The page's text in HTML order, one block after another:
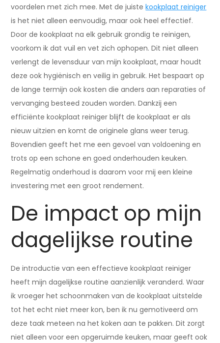
voordelen met zich mee. Met de juistekookplaat reiniger
is het niet alleen eenvoudig, maar ook heel effectief.
Door de kookplaat na elk gebruik grondig te reinigen,
voorkom ik dat vuil en vet zich ophopen. Dit niet alleen
verlengt de levensduur van mijn kookplaat, maar houdt
deze ook hygiënisch en veilig in gebruik. Het bespaart op
de lange termijn ook kosten die anders aan reparaties of
vervanging besteed zouden worden. Dankzij een
efficiënte kookplaat reiniger blijft de kookplaat er als
nieuw uitzien en komt de originele glans weer terug.
Bovendien geeft het me een gevoel van voldoening en
trots op een schone en goed onderhouden keuken.
Regelmatig onderhoud is daarom voor mij een kleine
investering met een groot rendement.
De impact op mijn
dagelijkse routine
De introductie van een effectieve kookplaat reiniger
heeft mijn dagelijkse routine aanzienlijk veranderd. Waar
ik vroeger het schoonmaken van de kookplaat uitstelde
tot het echt niet meer kon, ben ik nu gemotiveerd om
deze taak meteen na het koken aan te pakken. Dit zorgt
niet alleen voor een opgeruimde keuken, maar geeft ook